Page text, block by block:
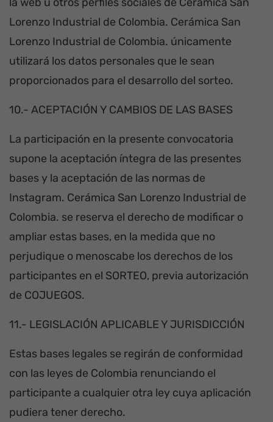
Lorenzo Industrial de Colombia. Cerámica San
Lorenzo Industrial de Colombia. únicamente
utilizará los datos personales que le sean
proporcionados para el desarrollo del sorteo.
10.- ACEPTACIÓN Y CAMBIOS DE LAS BASES
La participación en la presente convocatoria
supone la aceptación íntegra de las presentes
bases y la aceptación de las normas de
Instagram. Cerámica San Lorenzo Industrial de
Colombia. se reserva el derecho de modificar o
ampliar estas bases, en la medida que no
perjudique o menoscabe los derechos de los
participantes en el SORTEO, previa autorización
de COJUEGOS.
11.- LEGISLACIÓN APLICABLE Y JURISDICCIÓN
Estas bases legales se regirán de conformidad
con las leyes de Colombia renunciando el
participante a cualquier otra ley cuya aplicación
pudiera tener derecho.